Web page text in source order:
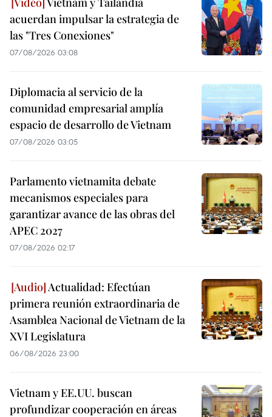
acuerdan impulsar la estrategia de
las "Tres Conexiones"
07/08/2026 03:08
Diplomacia al servicio de la
comunidad empresarial amplía
espacio de desarrollo de Vietnam
07/08/2026 03:05
Parlamento vietnamita debate
mecanismos especiales para
garantizar avance de las obras del
APEC 2027
07/08/2026 02:17
Actualidad: Efectúan
primera reunión extraordinaria de
Asamblea Nacional de Vietnam de la
XVI Legislatura
06/08/2026 23:00
Vietnam y EE.UU. buscan
profundizar cooperación en áreas